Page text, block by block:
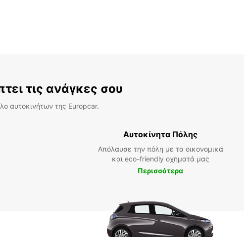
τις ανάγκες σου
αυτοκινήτων της Europcar.
Αυτοκίνητα Πόλης
Απόλαυσε την πόλη με τα οικονομικά
και eco-friendly οχήματά μας
Περισσότερα